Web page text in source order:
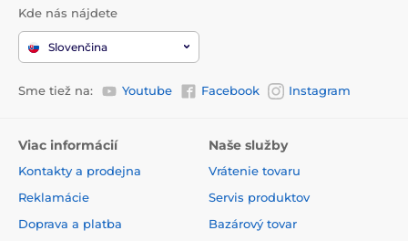
Kde nás nájdete
Slovenčina
Sme tiež na: Youtube Facebook Instagram
Viac informácií
Kontakty a prodejna
Reklamácie
Doprava a platba
Naše služby
Vrátenie tovaru
Servis produktov
Bazárový tovar